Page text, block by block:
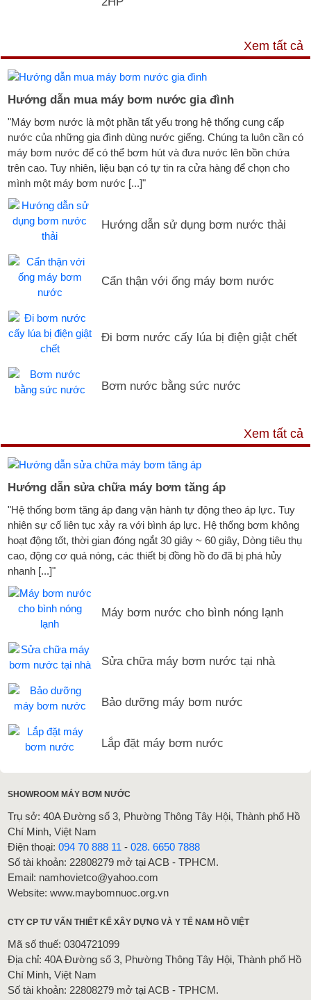
Xem tất cả
Hướng dẫn mua máy bơm nước gia đình
"Máy bơm nước là một phần tất yếu trong hệ thống cung cấp
nước của những gia đình dùng nước giếng. Chúng ta luôn cần có
máy bơm nước để có thể bơm hút và đưa nước lên bồn chứa
trên cao. Tuy nhiên, liệu bạn có tự tin ra cửa hàng để chọn cho
mình một máy bơm nước [...]"
Hướng dẫn sử dụng bơm nước thải
Cẩn thận với ống máy bơm nước
Đi bơm nước cấy lúa bị điện giật chết
Bơm nước bằng sức nước
Xem tất cả
Hướng dẫn sửa chữa máy bơm tăng áp
"Hệ thống bơm tăng áp đang vận hành tự động theo áp lực. Tuy
nhiên sự cố liên tục xảy ra với bình áp lực. Hệ thống bơm không
hoạt động tốt, thời gian đóng ngắt 30 giây ~ 60 giây, Dòng tiêu thụ
cao, động cơ quá nóng, các thiết bị đồng hồ đo đã bị phá hủy
nhanh [...]"
Máy bơm nước cho bình nóng lạnh
Sửa chữa máy bơm nước tại nhà
Bảo dưỡng máy bơm nước
Lắp đặt máy bơm nước
SHOWROOM MÁY BƠM NƯỚC
Trụ sở: 40A Đường số 3, Phường Thông Tây Hội, Thành phố Hồ
Chí Minh, Việt Nam
Điện thoại:094 70 888 11 -028. 6650 7888
Số tài khoản: 22808279 mở tại ACB - TPHCM.
Email: namhovietco@yahoo.com
Website: www.maybomnuoc.org.vn
CTY CP TƯ VẤN THIẾT KẾ XÂY DỰNG VÀ Y TẾ NAM HỒ VIỆT
Mã số thuế: 0304721099
Địa chỉ: 40A Đường số 3, Phường Thông Tây Hội, Thành phố Hồ
Chí Minh, Việt Nam
Số tài khoản: 22808279 mở tại ACB - TPHCM.